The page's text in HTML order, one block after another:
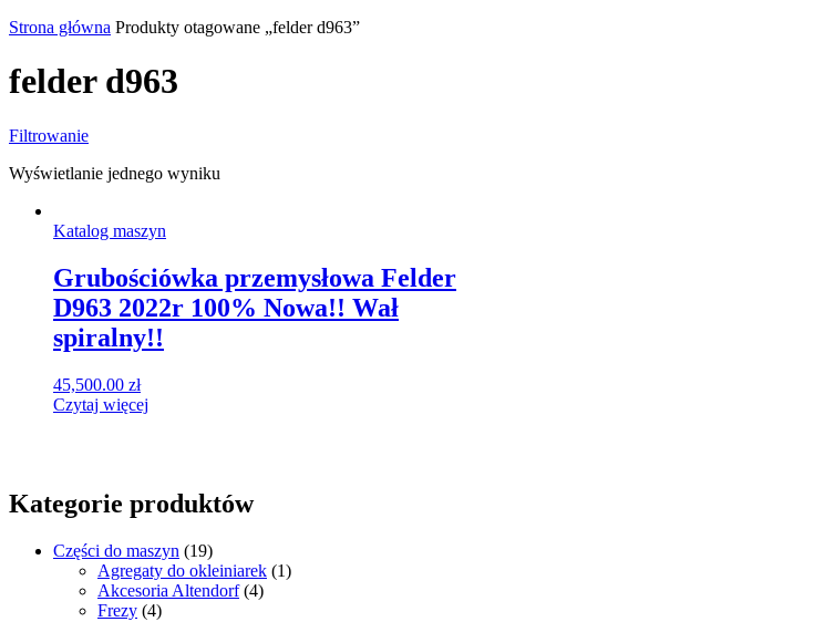
Strona główna Produkty otagowane „felder d963”
felder d963
Filtrowanie
Wyświetlanie jednego wyniku
Katalog maszyn
Grubościówka przemysłowa Felder
D963 2022r 100% Nowa!! Wał
spiralny!!
45,500.00 zł
Czytaj więcej
Kategorie produktów
Części do maszyn (19)
Agregaty do okleiniarek (1)
Akcesoria Altendorf (4)
Frezy (4)